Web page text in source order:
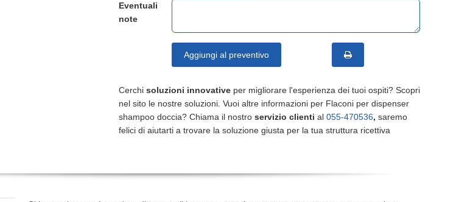
Eventuali
note
Aggiungi al preventivo
Cerchi soluzioni innovative per migliorare l'esperienza dei tuoi ospiti? Scopri
nel sito le nostre soluzioni. Vuoi altre informazioni per Flaconi per dispenser
shampoo doccia? Chiama il nostro servizio clienti al 055-470536, saremo
felici di aiutarti a trovare la soluzione giusta per la tua struttura ricettiva